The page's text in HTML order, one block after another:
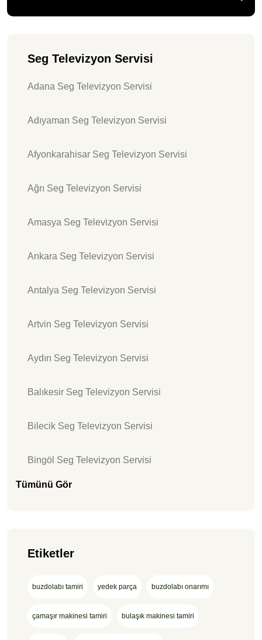
Seg Televizyon Servisi
Adana Seg Televizyon Servisi
Adıyaman Seg Televizyon Servisi
Afyonkarahisar Seg Televizyon Servisi
Ağrı Seg Televizyon Servisi
Amasya Seg Televizyon Servisi
Ankara Seg Televizyon Servisi
Antalya Seg Televizyon Servisi
Artvin Seg Televizyon Servisi
Aydın Seg Televizyon Servisi
Balıkesir Seg Televizyon Servisi
Bilecik Seg Televizyon Servisi
Bingöl Seg Televizyon Servisi
Tümünü Gör
Etiketler
buzdolabı tamiri yedek parça buzdolabı onarımı
çamaşır makinesi tamiri bulaşık makinesi tamiri